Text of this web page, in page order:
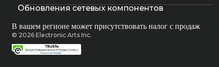
Обновления сетевых компонентов
В вашем регионе может присутствовать налог с продаж
© 2026 Electronic Arts Inc.